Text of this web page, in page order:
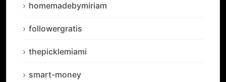
homemadebymiriam
followergratis
thepicklemiami
smart-money